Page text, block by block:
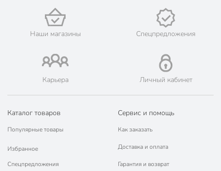
С подставкой
без подставки
Материал
литой алюминий
серый
Особенности конструкции
глубокий
с ручкой
с толстым дном
Тип
универсальный
Назначение
для мяса
для рыбы
для омлета
Наши магазины Спецпредложения
Карьера Личный кабинет
Каталог товаров
Популярные товары
Избранное
Спецпредложения
Сервис и помощь
Как заказать
Доставка и оплата
Гарантия и возврат